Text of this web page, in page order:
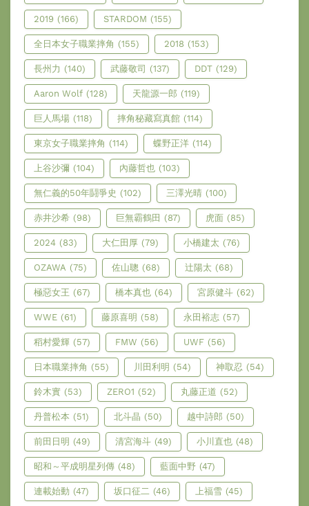
2019 (166) STARDOM (155)
全日本女子職業摔角 (155) 2018 (153)
長州力 (140) 武藤敬司 (137) DDT (129)
Aaron Wolf (128) 天龍源一郎 (119)
巨人馬場 (118) 摔角秘藏寫真館 (114)
東京女子職業摔角 (114) 蝶野正洋 (114)
上谷沙彌 (104) 內藤哲也 (103)
無仁義的50年鬪爭史 (102) 三澤光晴 (100)
赤井沙希 (98) 巨無霸鶴田 (87) 虎面 (85)
2024 (83) 大仁田厚 (79) 小橋建太 (76)
OZAWA (75) 佐山聰 (68) 辻陽太 (68)
極惡女王 (67) 橋本真也 (64) 宮原健斗 (62)
WWE (61) 藤原喜明 (58) 永田裕志 (57)
稻村愛輝 (57) FMW (56) UWF (56)
日本職業摔角 (55) 川田利明 (54) 神取忍 (54)
鈴木實 (53) ZERO1 (52) 丸藤正道 (52)
丹普松本 (51) 北斗晶 (50) 越中詩郎 (50)
前田日明 (49) 清宮海斗 (49) 小川直也 (48)
昭和～平成明星列傳 (48) 藍面中野 (47)
連載始動 (47) 坂口征二 (46) 上福雪 (45)